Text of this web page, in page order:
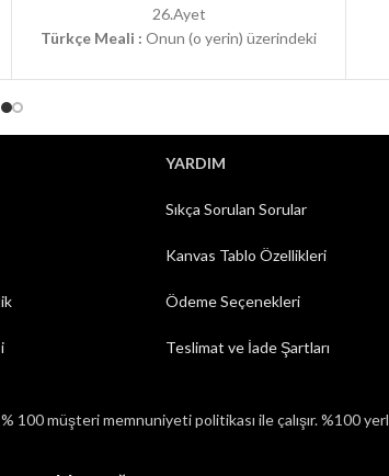
26.Ayet
Türkçe Meali : Onun (o yerin) üzerindeki
YARDIM
Sıkça Sorulan Sorular
Kanvas Tablo Özellikleri
Ödeme Seçenekleri
Teslimat ve İade Şartları
müşteri memnuniyeti politikası ile çalışır. %100